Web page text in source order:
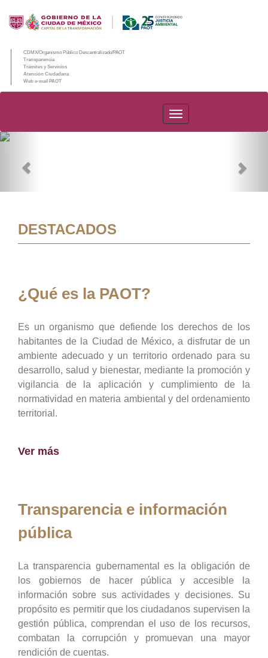
CDMX/Organismo Público Descentralizado/PAOT
Transparencia
Trámites y Servicios
Atención Ciudadana
Web e-mail PAOT
PAOT
DESTACADOS
¿Qué es la PAOT?
Es un organismo que defiende los derechos de los
habitantes de la Ciudad de México, a disfrutar de un
ambiente adecuado y un territorio ordenado para su
desarrollo, salud y bienestar, mediante la promoción y
vigilancia de la aplicación y cumplimiento de la
normatividad en materia ambiental y del ordenamiento
territorial.
Ver más
Transparencia e información
pública
La transparencia gubernamental es la obligación de
los gobiernos de hacer pública y accesible la
información sobre sus actividades y decisiones. Su
propósito es permitir que los ciudadanos supervisen la
gestión pública, comprendan el uso de los recursos,
combatan la corrupción y promuevan una mayor
rendición de cuentas.